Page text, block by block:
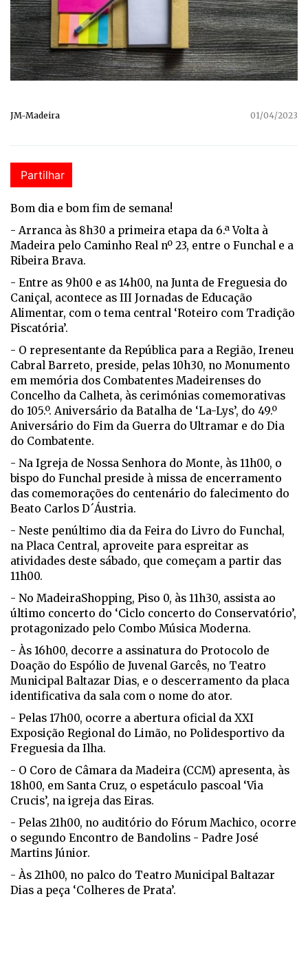
JM-Madeira 01/04/2023
Partilhar
Bom dia e bom fim de semana!
- Arranca às 8h30 a primeira etapa da 6.ª Volta à
Madeira pelo Caminho Real nº 23, entre o Funchal e a
Ribeira Brava.
- Entre as 9h00 e as 14h00, na Junta de Freguesia do
Caniçal, acontece as III Jornadas de Educação
Alimentar, com o tema central ‘Roteiro com Tradição
Piscatória’.
- O representante da República para a Região, Ireneu
Cabral Barreto, preside, pelas 10h30, no Monumento
em memória dos Combatentes Madeirenses do
Concelho da Calheta, às cerimónias comemorativas
do 105.º. Aniversário da Batalha de ‘La-Lys’, do 49.º
Aniversário do Fim da Guerra do Ultramar e do Dia
do Combatente.
- Na Igreja de Nossa Senhora do Monte, às 11h00, o
bispo do Funchal preside à missa de encerramento
das comemorações do centenário do falecimento do
Beato Carlos D´Áustria.
- Neste penúltimo dia da Feira do Livro do Funchal,
na Placa Central, aproveite para espreitar as
atividades deste sábado, que começam a partir das
11h00.
- No MadeiraShopping, Piso 0, às 11h30, assista ao
último concerto do ‘Ciclo concerto do Conservatório’,
protagonizado pelo Combo Música Moderna.
- Às 16h00, decorre a assinatura do Protocolo de
Doação do Espólio de Juvenal Garcês, no Teatro
Municipal Baltazar Dias, e o descerramento da placa
identificativa da sala com o nome do ator.
- Pelas 17h00, ocorre a abertura oficial da XXI
Exposição Regional do Limão, no Polidesportivo da
Freguesia da Ilha.
- O Coro de Câmara da Madeira (CCM) apresenta, às
18h00, em Santa Cruz, o espetáculo pascoal ‘Via
Crucis’, na igreja das Eiras.
- Pelas 21h00, no auditório do Fórum Machico, ocorre
o segundo Encontro de Bandolins - Padre José
Martins Júnior.
- Às 21h00, no palco do Teatro Municipal Baltazar
Dias a peça ‘Colheres de Prata’.